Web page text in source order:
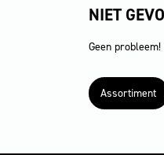
NIET
Geen
Assortiment